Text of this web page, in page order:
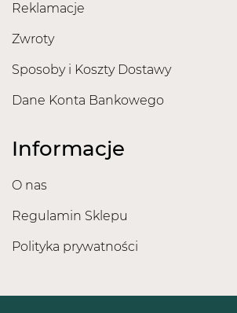
Reklamacje
Zwroty
Sposoby i Koszty Dostawy
Dane Konta Bankowego
Informacje
O nas
Regulamin Sklepu
Polityka prywatności